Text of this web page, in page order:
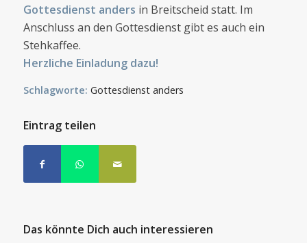
Gottesdienst anders in Breitscheid statt. Im
Anschluss an den Gottesdienst gibt es auch ein
Stehkaffee.
Herzliche Einladung dazu!
Schlagworte: Gottesdienst anders
Eintrag teilen
Das könnte Dich auch interessieren